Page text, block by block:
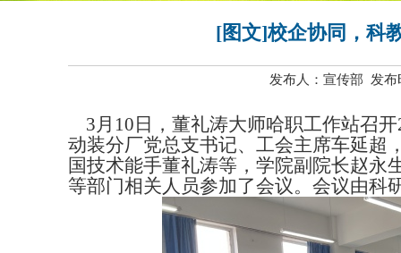
[图文]校企协同，科
发布人：宣传部 发
3月10日，董礼涛大师哈职工作站召
动装分厂党总支书记、工会主席车延超
国技术能手董礼涛等，学院副院长赵永
等部门相关人员参加了会议。会议由